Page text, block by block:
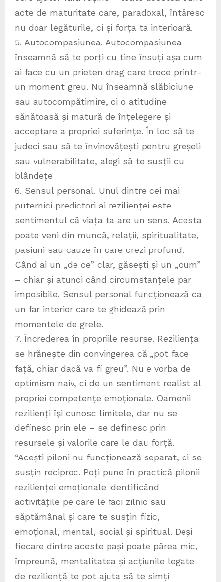
acte de maturitate care, paradoxal, întăresc
nu doar legăturile, ci și forța ta interioară.
5. Autocompasiunea. Autocompasiunea
înseamnă să te porți cu tine însuți așa cum
ai face cu un prieten drag care trece printr-
un moment greu. Nu înseamnă slăbiciune
sau autocompătimire, ci o atitudine
sănătoasă și matură de înțelegere și
acceptare a propriei suferințe. În loc să te
judeci sau să te învinovățești pentru greșeli
sau vulnerabilitate, alegi să te susții cu
blândețe
6. Sensul personal. Unul dintre cei mai
puternici predictori ai rezilienței este
sentimentul că viața ta are un sens. Acesta
poate veni din muncă, relații, spiritualitate,
pasiuni sau cauze în care crezi profund.
Când ai un „de ce” clar, găsești și un „cum”
– chiar și atunci când circumstanțele par
imposibile. Sensul personal funcționează ca
un far interior care te ghidează prin
momentele de grele.
7. Încrederea în propriile resurse. Reziliența
se hrănește din convingerea că „pot face
față, chiar dacă va fi greu”. Nu e vorba de
optimism naiv, ci de un sentiment realist al
propriei competențe emoționale. Oamenii
rezilienți își cunosc limitele, dar nu se
definesc prin ele – se definesc prin
resursele și valorile care le dau forță.
“Acești piloni nu funcționează separat, ci se
susțin reciproc. Poți pune în practică pilonii
rezilienței emoționale identificând
activitățile pe care le faci zilnic sau
săptămânal și care te susțin fizic,
emoțional, mental, social și spiritual. Deși
fiecare dintre aceste pași poate părea mic,
împreună, mentalitatea și acțiunile legate
de reziliență te pot ajuta să te simți